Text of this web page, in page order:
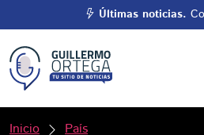
Últimas noticias.
Inicio
País